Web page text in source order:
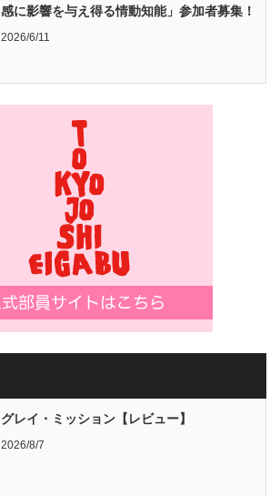
感に影響を与え得る情動知能」参加者募集！
2026/6/11
グレイ・ミッション【レビュー】
2026/8/7